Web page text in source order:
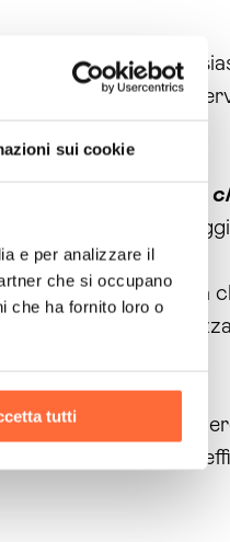
sui cookie
e per analizzare il
che si occupano
che ha fornito loro o
tutti
o risolvere
offrendoti un
il miglior
sviluppo
clienti. Contattaci
con te!
e punti di forza
possono
Computing:
ai tuoi clienti di
un servizio più